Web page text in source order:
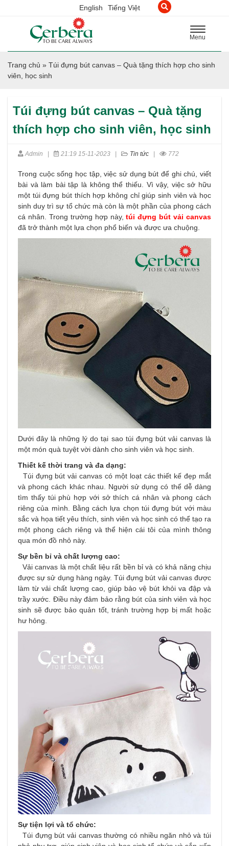
English Tiếng Việt
Toggle
navigation
Menu
Trang chủ » Túi đựng bút canvas – Quà tặng thích hợp cho sinh
viên, học sinh
Túi đựng bút canvas – Quà tặng
thích hợp cho sinh viên, học sinh
Admin 21:19 15-11-2023 Tin tức 772
Trong cuộc sống học tập, việc sử dụng bút để ghi chú, viết
bài và làm bài tập là không thể thiếu. Vì vậy, việc sở hữu
một túi đựng bút thích hợp không chỉ giúp sinh viên và học
sinh duy trì sự tổ chức mà còn là một phần của phong cách
cá nhân. Trong trường hợp này,túi đựng bút vải canvas
đã trở thành một lựa chọn phổ biến và được ưa chuộng.
Dưới đây là những lý do tại sao túi đựng bút vải canvas là
một món quà tuyệt vời dành cho sinh viên và học sinh.
Thiết kế thời trang và đa dạng:
Túi đựng bút vải canvas có một loạt các thiết kế đẹp mắt
và phong cách khác nhau. Người sử dụng có thể dễ dàng
tìm thấy túi phù hợp với sở thích cá nhân và phong cách
riêng của mình. Bằng cách lựa chọn túi đựng bút với màu
sắc và họa tiết yêu thích, sinh viên và học sinh có thể tạo ra
một phong cách riêng và thể hiện cái tôi của mình thông
qua món đồ nhỏ này.
Sự bền bỉ và chất lượng cao:
Vải canvas là một chất liệu rất bền bỉ và có khả năng chịu
được sự sử dụng hàng ngày. Túi đựng bút vải canvas được
làm từ vải chất lượng cao, giúp bảo vệ bút khỏi va đập và
trầy xước. Điều này đảm bảo rằng bút của sinh viên và học
sinh sẽ được bảo quản tốt, tránh trường hợp bị mất hoặc
hư hỏng.
Sự tiện lợi và tổ chức:
Túi đựng bút vải canvas thường có nhiều ngăn nhỏ và túi